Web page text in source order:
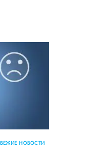
НОВОСТИ